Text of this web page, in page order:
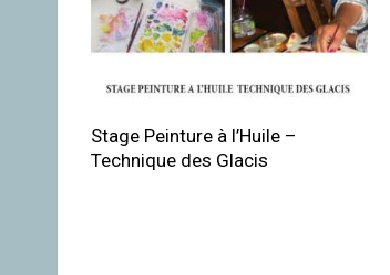
Stage Peinture à l’Huile –
Technique des Glacis